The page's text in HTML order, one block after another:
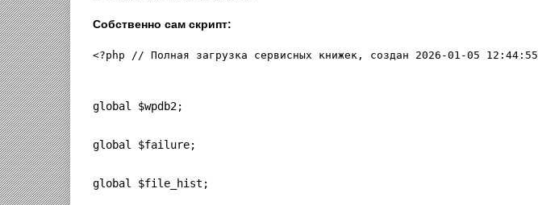
Собственно сам скрипт:
<?php // Полная загрузка сервисных книжек, создан 2026-01-05 12:44:55
global $wpdb2;
global $failure;
global $file_hist;